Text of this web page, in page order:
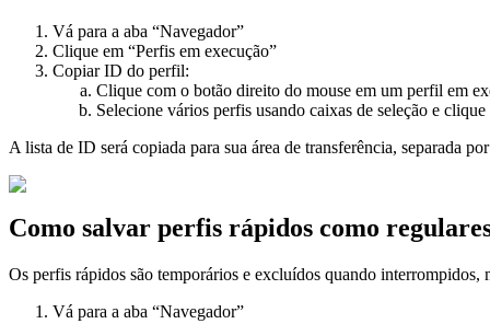
Vá para a aba “Navegador”
Clique em “Perfis em execução”
Copiar ID do perfil:
Clique com o botão direito do mouse em um perfil em
Selecione vários perfis usando caixas de seleção e
A lista de ID será copiada para sua área de transferência, separada
Como salvar perfis rápidos como
Os perfis rápidos são temporários e excluídos quando interrompidos,
Vá para a aba “Navegador”